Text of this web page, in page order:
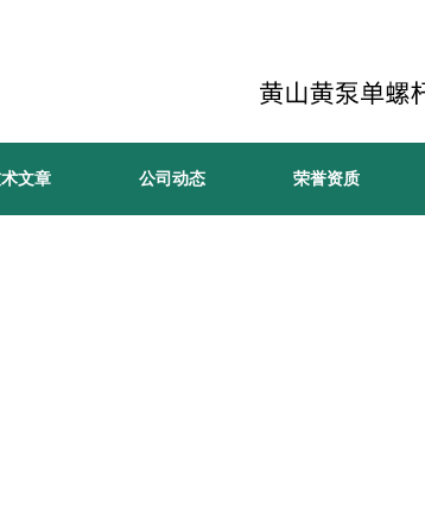
文章 公司动态 荣誉资质